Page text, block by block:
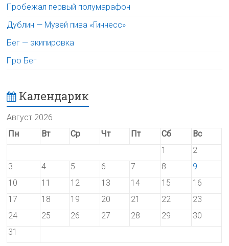
Пробежал первый полумарафон
Дублин — Музей пива «Гиннесс»
Бег — экипировка
Про Бег
Календарик
Август 2026
Пн
Вт Ср Чт Пт Сб
Вс
1
2
3
4 5 6 7 8
9
10
11 12 13 14 15
16
17
18 19 20 21 22
23
24
25 26 27 28 29
30
31